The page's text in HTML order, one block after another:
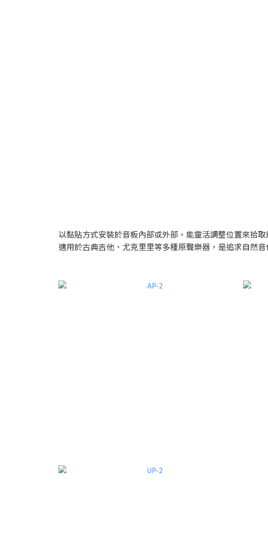
以黏貼方式安裝於音板內部或外部，能靈活調整位置來拾
適用於古典吉他、尤克里里等多種原聲樂器，是追求自然